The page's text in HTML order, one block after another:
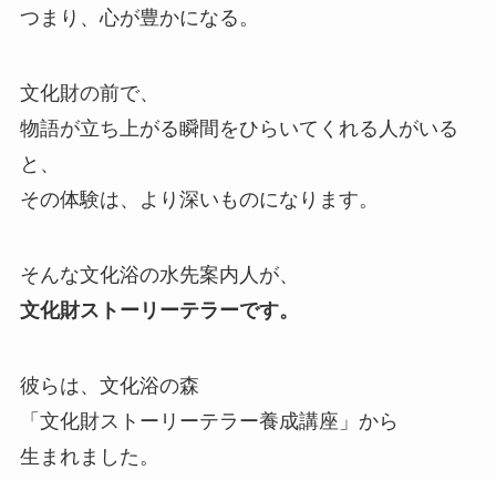
つまり、心が豊かになる。
文化財の前で、
物語が立ち上がる瞬間をひらいてくれる人がいる
と、
その体験は、より深いものになります。
そんな文化浴の水先案内人が、
文化財ストーリーテラーです。
彼らは、文化浴の森
「文化財ストーリーテラー養成講座」から
生まれました。